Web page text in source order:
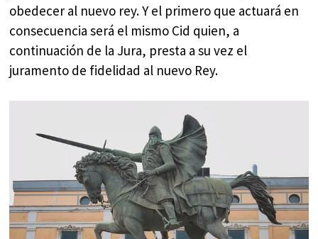
obedecer al nuevo rey. Y el primero que actuará en
consecuencia será el mismo Cid quien, a
continuación de la Jura, presta a su vez el
juramento de fidelidad al nuevo Rey.